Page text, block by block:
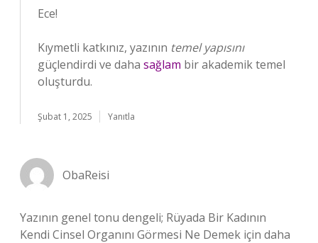
Ece!
Kıymetli katkınız, yazının temel yapısını
güçlendirdi ve daha sağlam bir akademik temel
oluşturdu.
Şubat 1, 2025 Yanıtla
ObaReisi
Yazının genel tonu dengeli; Rüyada Bir Kadının
Kendi Cinsel Organını Görmesi Ne Demek için daha